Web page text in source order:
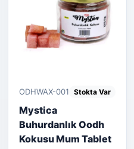
ODHWAX-001 Stokta Var
Mystica
Buhurdanlık Oodh
Kokusu Mum Tablet